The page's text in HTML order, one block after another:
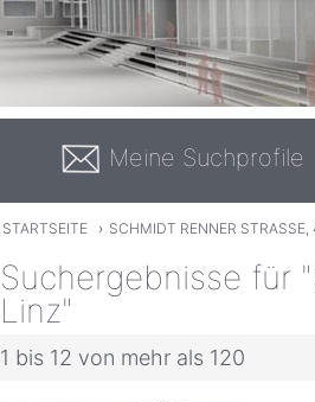
Meine Suchprofile
STARTSEITE › SCHMIDT RENNER
Suchergebnisse für
Linz"
1 bis 12 von mehr als 120